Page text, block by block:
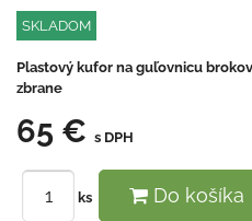
SKLADOM
Plastový kufor na guľovnicu
zbrane
65 € s DPH
ks Do košíka